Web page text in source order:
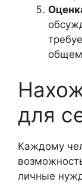
общем
для
Каждому
личные